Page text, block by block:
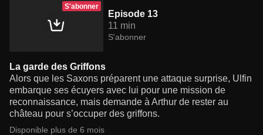
S'abonner
Episode 13
11 min
S'abonner
La garde des Griffons
Alors que les Saxons préparent une attaque surprise, Ulfin
embarque ses écuyers avec lui pour une mission de
reconnaissance, mais demande à Arthur de rester au
château pour s’occuper des griffons.
Disponible plus de 6 mois